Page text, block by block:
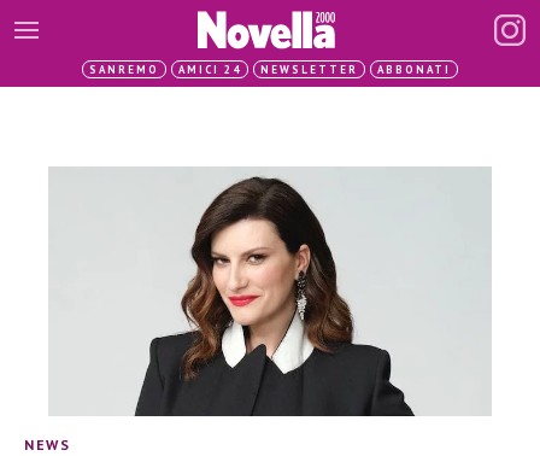
SANREMO AMICI 24 NEWSLETTER ABBONATI
NEWS